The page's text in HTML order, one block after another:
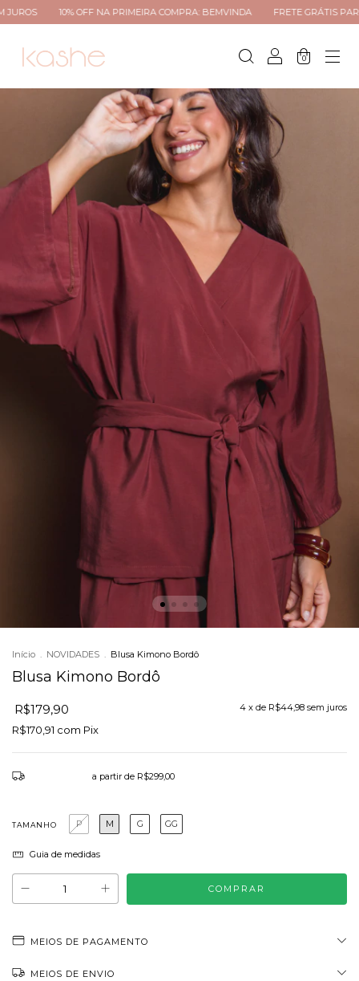
10% OFF NA PRIMEIRA COMPRA: BEMVINDA FRETE GRÁTIS PARA TODO
0
Início . NOVIDADES . Blusa Kimono Bordô
Blusa Kimono Bordô
R$179,90 4 x de R$44,98 sem juros
R$170,91 com Pix
a partir de R$299,00
TAMANHO P M G GG
Guia de medidas
MEIOS DE PAGAMENTO
MEIOS DE ENVIO